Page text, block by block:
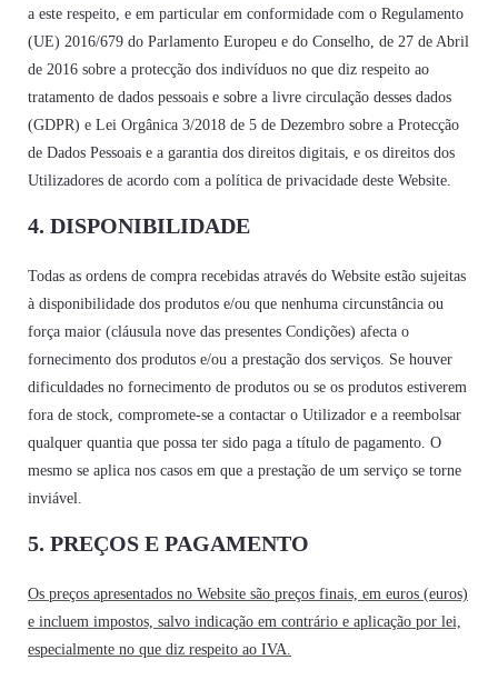
a este respeito, e em particular em conformidade com o Regulamento
(UE) 2016/679 do Parlamento Europeu e do Conselho, de 27 de Abril
de 2016 sobre a protecção dos indivíduos no que diz respeito ao
tratamento de dados pessoais e sobre a livre circulação desses dados
(GDPR) e Lei Orgânica 3/2018 de 5 de Dezembro sobre a Protecção
de Dados Pessoais e a garantia dos direitos digitais, e os direitos dos
Utilizadores de acordo com a política de privacidade deste Website.
4. DISPONIBILIDADE
Todas as ordens de compra recebidas através do Website estão sujeitas
à disponibilidade dos produtos e/ou que nenhuma circunstância ou
força maior (cláusula nove das presentes Condições) afecta o
fornecimento dos produtos e/ou a prestação dos serviços. Se houver
dificuldades no fornecimento de produtos ou se os produtos estiverem
fora de stock, compromete-se a contactar o Utilizador e a reembolsar
qualquer quantia que possa ter sido paga a título de pagamento. O
mesmo se aplica nos casos em que a prestação de um serviço se torne
inviável.
5. PREÇOS E PAGAMENTO
Os preços apresentados no Website são preços finais, em euros (euros)
e incluem impostos, salvo indicação em contrário e aplicação por lei,
especialmente no que diz respeito ao IVA.